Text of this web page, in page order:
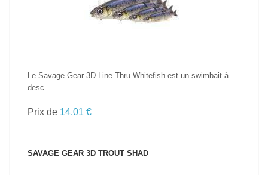
Le Savage Gear 3D Line Thru Whitefish est un swimbait à
desc...
Prix de 14.01 €
SAVAGE GEAR 3D TROUT SHAD